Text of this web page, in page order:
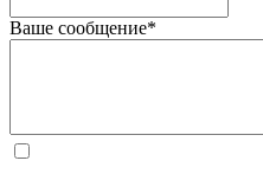
Ваше сообщение*